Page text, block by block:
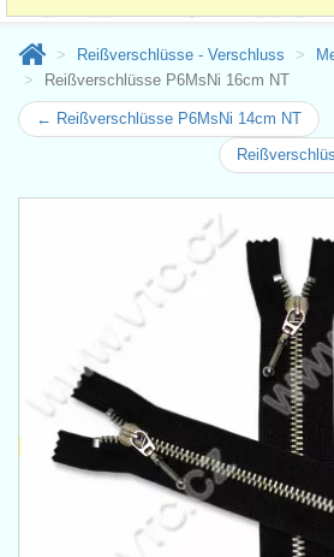
Reißverschlüsse - Verschluss
Reißverschlüsse P6MsNi 16cm NT
← Reißverschlüsse P6MsNi 14cm NT